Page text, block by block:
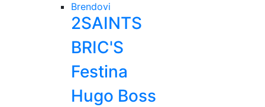
Brendovi
2SAINTS
BRIC'S
Festina
Hugo Boss